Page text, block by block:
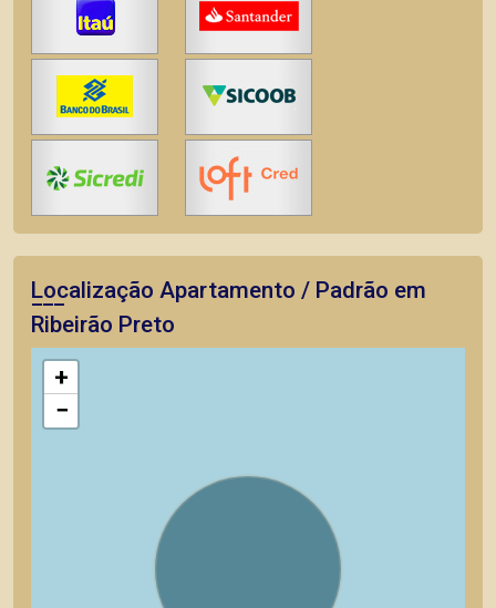
Localização Apartamento / Padrão em
Ribeirão Preto
+
−